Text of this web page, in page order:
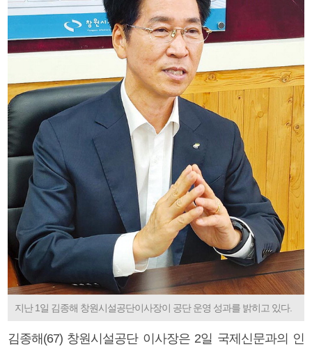
지난 1일 김종해 창원시설공단이사장이 공단 운영 성과를 밝히고 있다.
김종해(67) 창원시설공단 이사장은 2일 국제신문과의 인